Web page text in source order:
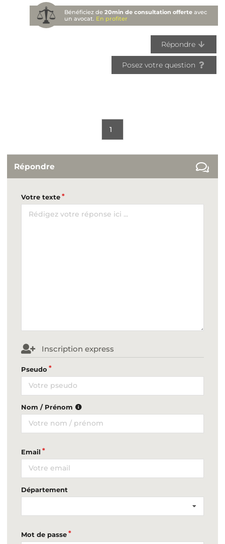
Bénéficiez de20min de consultation offerte avec
un avocat. En profiter
Répondre
Posez votre question
1
Répondre
Votre texte
Inscription express
Pseudo
Nom / Prénom
Email
Département
Mot de passe